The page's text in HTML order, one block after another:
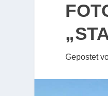
Gepostet